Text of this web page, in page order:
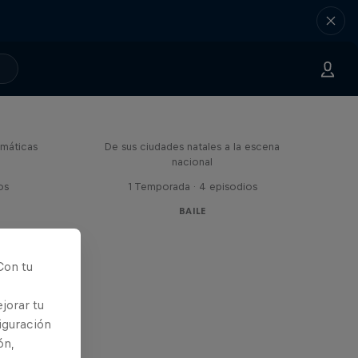
De sus ciudades natales a la escena
nacional
1 Temporada · 4 episodios
BAILE
tu
tu